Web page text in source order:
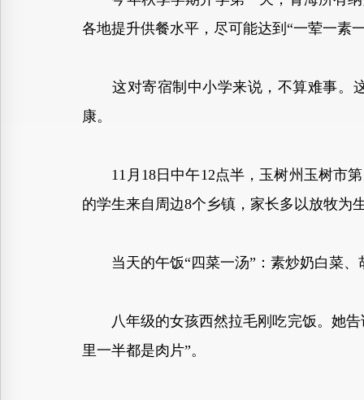
各地提升供餐水平，尽可能达到“一荤一素
这对寄宿制中小学来说，不算难事。这
康。
11月18日中午12点半，玉树州玉树市第
的学生来自周边8个乡镇，家长多以放牧为
当天的午饭“四菜一汤”：素炒奶白菜、
八年级的女孩西然拉毛刚吃完饭。她告
里一半都是肉片”。